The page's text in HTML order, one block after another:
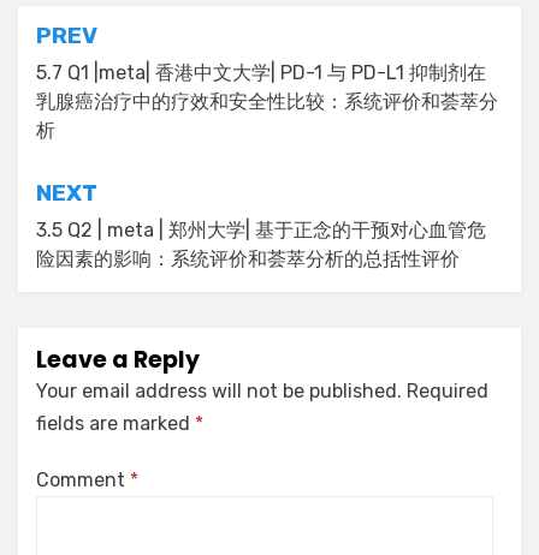
Post
navigation
PREV
5.7 Q1 |meta| 香港中文大学| PD-1 与 PD-L1 抑制剂在
乳腺癌治疗中的疗效和安全性比较：系统评价和荟萃分
析
NEXT
3.5 Q2 | meta | 郑州大学| 基于正念的干预对心血管危
险因素的影响：系统评价和荟萃分析的总括性评价
Leave a Reply
Your email address will not be published. Required
fields are marked *
Comment *